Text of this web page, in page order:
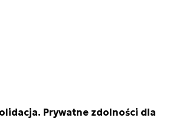
Prywatne zdolności dla